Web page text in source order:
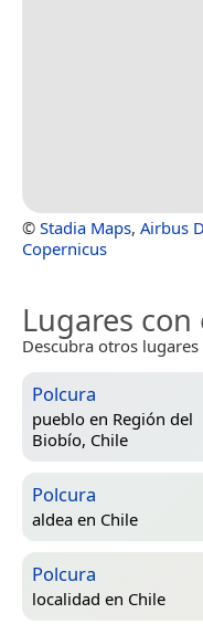
© Stadia Maps, Airbus
Copernicus
Lugares
Descubra otros
Polcura
pueblo en Región del
Biobío, Chile
Polcura
aldea en Chile
Polcura
localidad en Chile